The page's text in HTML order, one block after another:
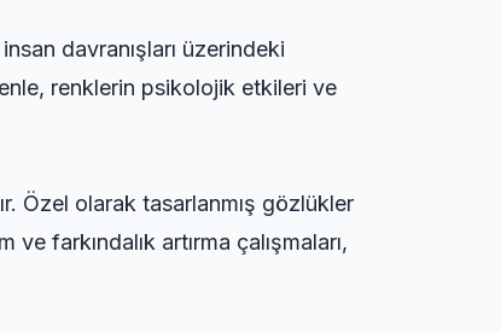
davranışları üzerindeki
renklerin psikolojik etkileri ve
Özel olarak tasarlanmış gözlükler
farkındalık artırma çalışmaları,